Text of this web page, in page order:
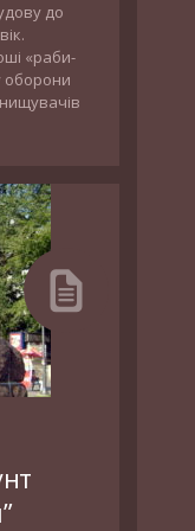
до
«раби-
оборони